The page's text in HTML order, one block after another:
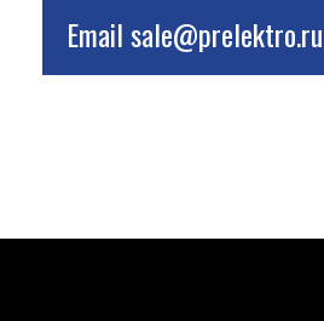
Emailsale@prelektro.ru